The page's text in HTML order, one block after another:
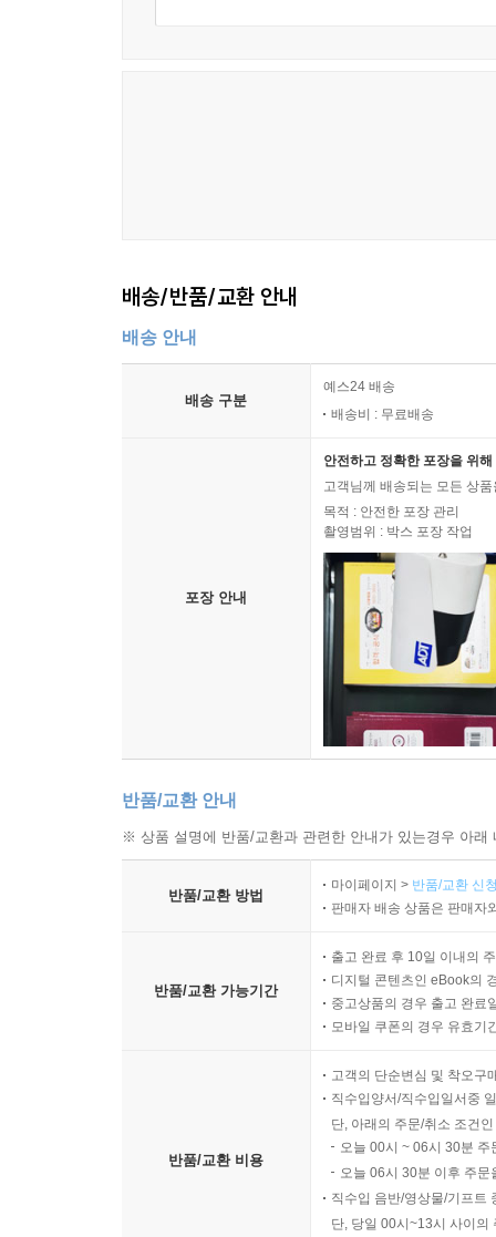
배송/반품/교환 안내
배송 안내
배송 구분
예스24 배송
배송비 : 무료배송
포장 안내
안전하고 정확한 포장을 위
고객님께 배송되는 모든 상
목적 : 안전한 포장 관리
촬영범위 : 박스 포장 작업
반품/교환 안내
※ 상품 설명에 반품/교환과 관련한 안내가 있는경우 아
반품/교환 방법
마이페이지 > 반품/교환 신
판매자 배송 상품은 판매자
반품/교환 가능기간
출고 완료 후 10일 이내의
디지털 콘텐츠인 eBook의
중고상품의 경우 출고 완료
모바일 쿠폰의 경우 유효기
반품/교환 비용
고객의 단순변심 및 착오구
직수입양서/직수입일서중
단, 아래의 주문/취소 조건
오늘 00시 ~ 06시 30분
오늘 06시 30분 이후 주
직수입 음반/영상물/기프트
단, 당일 00시~13시 사이의